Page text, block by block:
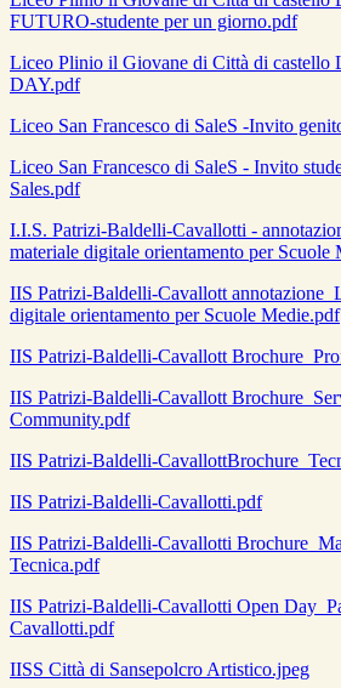
FUTURO-studente per un giorno.pdf
Liceo Plinio il Giovane di Città di
DAY.pdf
Liceo San Francesco di SaleS -Invito
Liceo San Francesco di SaleS - Invito
Sales.pdf
I.I.S. Patrizi-Baldelli-Cavallotti -
materiale digitale orientamento per Scuole
IIS Patrizi-Baldelli-Cavallott
digitale orientamento per Scuole Medie.pdf
IIS Patrizi-Baldelli-Cavallott
IIS Patrizi-Baldelli-Cavallott
Community.pdf
IIS Patrizi-Baldelli-
IIS Patrizi-Baldelli-Cavallotti.pdf
IIS Patrizi-Baldelli-Cavallotti
Tecnica.pdf
IIS Patrizi-Baldelli-Cavallotti Open
Cavallotti.pdf
IISS Città di Sansepolcro Artistico.jpeg